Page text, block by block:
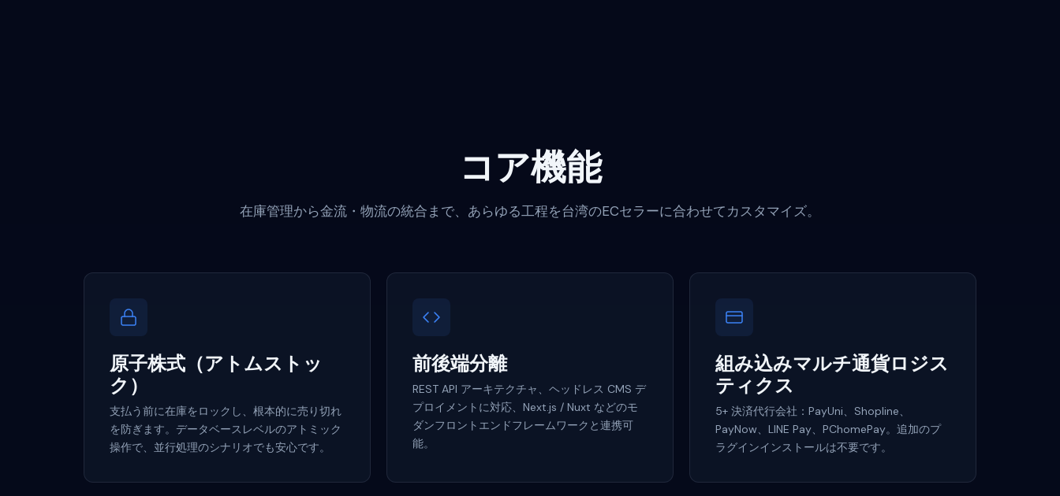
コア機能
在庫管理から金流・物流の統合まで、あらゆる工程を台湾のECセラーに合わせてカスタマイズ。
原子株式（アトムストッ
ク）
支払う前に在庫をロックし、根本的に売り切れ
を防ぎます。データベースレベルのアトミック
操作で、並行処理のシナリオでも安心です。
前後端分離
REST API アーキテクチャ、ヘッドレス CMS デ
プロイメントに対応、Next.js / Nuxt などのモ
ダンフロントエンドフレームワークと連携可
能。
組み込みマルチ通貨ロジス
ティクス
5+ 決済代行会社：PayUni、Shopline、
PayNow、LINE Pay、PChomePay。追加のプ
ラグインインストールは不要です。